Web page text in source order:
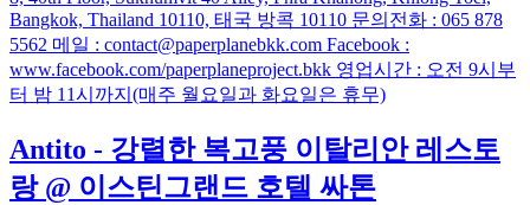
Bangkok, Thailand 10110, 태국 방콕 10110 문의전화 : 065 878
5562 메일 : contact@paperplanebkk.com Facebook :
www.facebook.com/paperplaneproject.bkk 영업시간 : 오전 9시부
터 밤 11시까지(매주 월요일과 화요일은 휴무)
Antito - 강렬한 복고풍 이탈리안 레스토
랑 @ 이스틴그랜드 호텔 싸톤